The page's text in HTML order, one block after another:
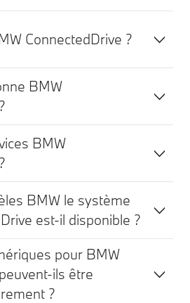
ConnectedDrive ?
BMW
BMW
BMW le système
est-il disponible ?
pour BMW
ils être
?